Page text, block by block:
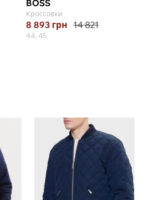
BOSS
Кроссовки
8 893 грн 14 821
44, 45